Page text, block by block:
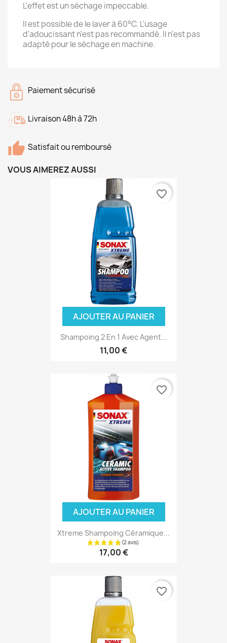
L'effet est un séchage impeccable.
Il est possible de le laver à 60°C. L'usage
d'adoucissant n'est pas recommandé. Il n'est pas
adapté pour le séchage en machine.
Paiement sécurisé
Livraison 48h à 72h
Satisfait ou remboursé
VOUS AIMEREZ AUSSI
AJOUTER AU PANIER
Shampoing 2 En 1 Avec Agent...
11,00 €
favorite_border
AJOUTER AU PANIER
Xtreme Shampoing Céramique...
17,00 €
favorite_border
favorite_border